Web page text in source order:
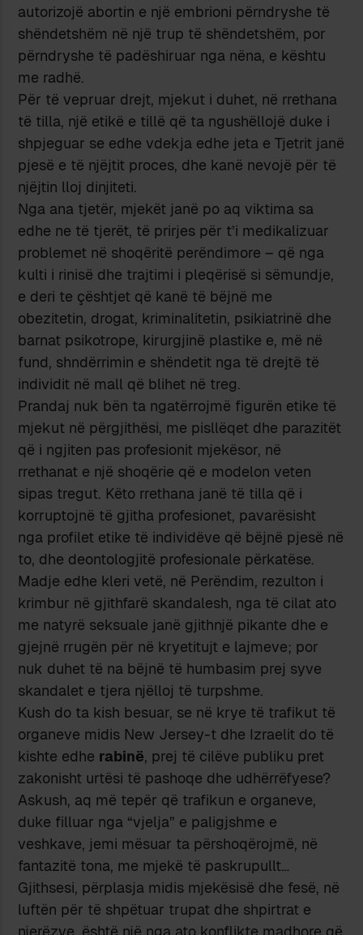
autorizojë abortin e një embrioni përndryshe të
shëndetshëm në një trup të shëndetshëm, por
përndryshe të padëshiruar nga nëna, e kështu
me radhë.
Për të vepruar drejt, mjekut i duhet, në rrethana
të tilla, një etikë e tillë që ta ngushëllojë duke i
shpjeguar se edhe vdekja edhe jeta e Tjetrit janë
pjesë e të njëjtit proces, dhe kanë nevojë për të
njëjtin lloj dinjiteti.
Nga ana tjetër, mjekët janë po aq viktima sa
edhe ne të tjerët, të prirjes për t’i medikalizuar
problemet në shoqëritë perëndimore – që nga
kulti i rinisë dhe trajtimi i pleqërisë si sëmundje,
e deri te çështjet që kanë të bëjnë me
obezitetin, drogat, kriminalitetin, psikiatrinë dhe
barnat psikotrope, kirurgjinë plastike e, më në
fund, shndërrimin e shëndetit nga të drejtë të
individit në mall që blihet në treg.
Prandaj nuk bën ta ngatërrojmë figurën etike të
mjekut në përgjithësi, me pisllëqet dhe parazitët
që i ngjiten pas profesionit mjekësor, në
rrethanat e një shoqërie që e modelon veten
sipas tregut. Këto rrethana janë të tilla që i
korruptojnë të gjitha profesionet, pavarësisht
nga profilet etike të individëve që bëjnë pjesë në
to, dhe deontologjitë profesionale përkatëse.
Madje edhe kleri vetë, në Perëndim, rezulton i
krimbur në gjithfarë skandalesh, nga të cilat ato
me natyrë seksuale janë gjithnjë pikante dhe e
gjejnë rrugën për në kryetitujt e lajmeve; por
nuk duhet të na bëjnë të humbasim prej syve
skandalet e tjera njëlloj të turpshme.
Kush do ta kish besuar, se në krye të trafikut të
organeve midis New Jersey-t dhe Izraelit do të
kishte edhe rabinë, prej të cilëve publiku pret
zakonisht urtësi të pashoqe dhe udhërrëfyese?
Askush, aq më tepër që trafikun e organeve,
duke filluar nga “vjelja” e paligjshme e
veshkave, jemi mësuar ta përshoqërojmë, në
fantazitë tona, me mjekë të paskrupullt…
Gjithsesi, përplasja midis mjekësisë dhe fesë, në
luftën për të shpëtuar trupat dhe shpirtrat e